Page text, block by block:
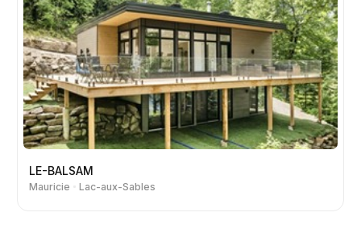
LE-BALSAM
Mauricie Lac-aux-Sables